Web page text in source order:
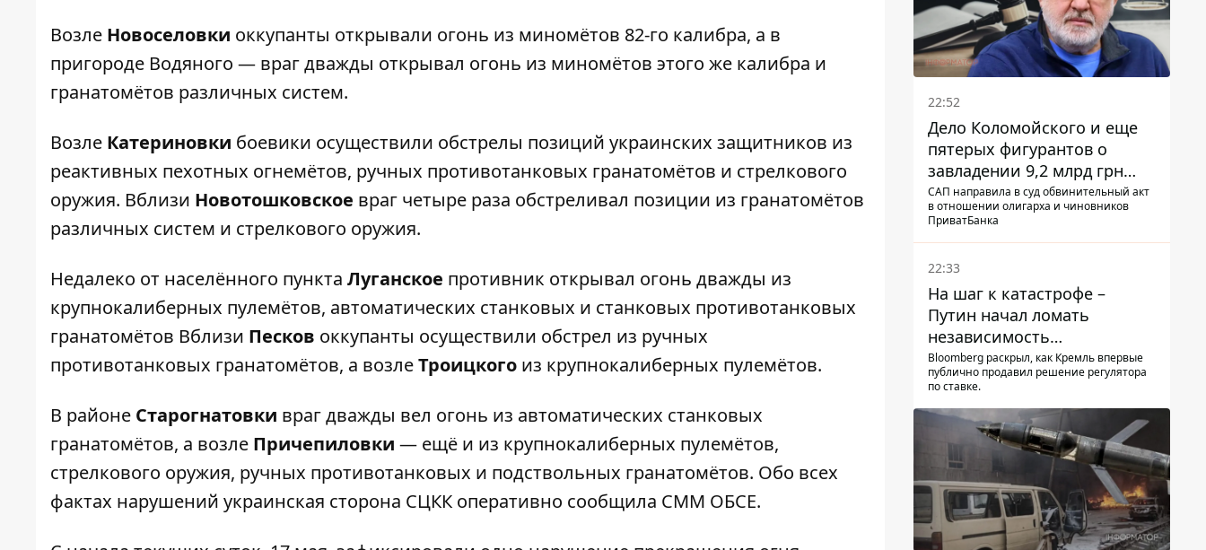
Возле Новоселовки оккупанты открывали огонь из миномётов 82-го калибра, а в
пригороде Водяного — враг дважды открывал огонь из миномётов этого же калибра и
гранатомётов различных систем.
Возле Катериновки боевики осуществили обстрелы позиций украинских защитников из
реактивных пехотных огнемётов, ручных противотанковых гранатомётов и стрелкового
оружия. Вблизи Новотошковское враг четыре раза обстреливал позиции из гранатомётов
различных систем и стрелкового оружия.
Недалеко от населённого пункта Луганское противник открывал огонь дважды из
крупнокалиберных пулемётов, автоматических станковых и станковых противотанковых
гранатомётов Вблизи Песков оккупанты осуществили обстрел из ручных
противотанковых гранатомётов, а возлеТроицкого из крупнокалиберных пулемётов.
В районе Старогнатовки враг дважды вел огонь из автоматических станковых
гранатомётов, а возле Причепиловки — ещё и из крупнокалиберных пулемётов,
стрелкового оружия, ручных противотанковых и подствольных гранатомётов. Обо всех
фактах нарушений украинская сторона СЦКК оперативно сообщила СММ ОБСЕ.
22:52
Дело Коломойского и еще
пятерых фигурантов о
завладении 9,2 млрд грн
ПриватБанка направили в
суд
САП направила в суд обвинительный акт
в отношении олигарха и чиновников
ПриватБанка
22:33
На шаг к катастрофе –
Путин начал ломать
независимость
собственного Центробанка,
заставив снизить базовую
Bloomberg раскрыл, как Кремль впервые
публично продавил решение регулятора
по ставке.